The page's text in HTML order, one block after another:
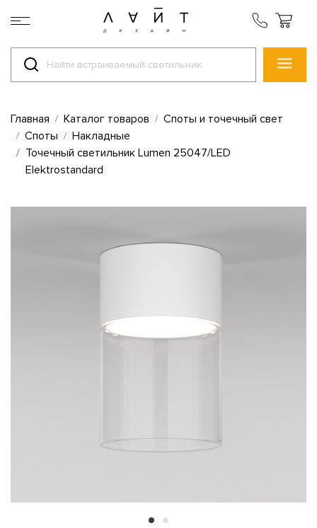
Главная Каталог товаров
Споты и точечный свет
Споты
Накладные
Точечный светильник Lumen 25047/LED
Elektrostandard